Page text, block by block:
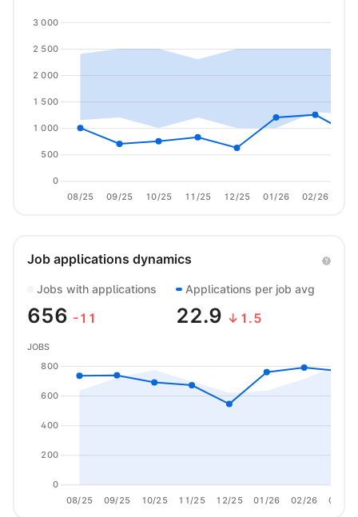
08/25 09/25 10/25 11/25 12/25 01/26 02/26
0
500
1 000
1 500
2 000
2 500
3 000
Job applications dynamics
Jobs with applications
656 -11
Applications per job avg
22.9 ↓1.5
08/25 09/25 10/25 11/25 12/25 01/26 02/26 03/26
0
200
400
600
800
JOBS